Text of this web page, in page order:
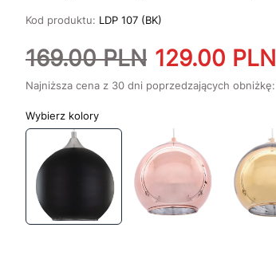
Kod produktu: LDP 107 (BK)
169.00PLN 129.00 PLN
Najniższa cena z 30 dni poprzedzających obniżkę:
kolory